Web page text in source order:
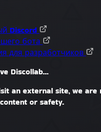
Discord
бота
для разработчиков
Discollab...
an external site, we are
or safety.